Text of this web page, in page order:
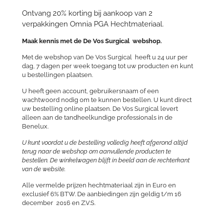
Ontvang 20% korting bij aankoop van 2
verpakkingen Omnia PGA Hechtmateriaal.
Maak kennis met de De Vos Surgical webshop.
Met de webshop van De Vos Surgical heeft u 24 uur per
dag, 7 dagen per week toegang tot uw producten en kunt
u bestellingen plaatsen.
U heeft geen account, gebruikersnaam of een
wachtwoord nodig om te kunnen bestellen. U kunt direct
uw bestelling online plaatsen. De Vos Surgical levert
alleen aan de tandheelkundige professionals in de
Benelux.
U kunt voordat u de bestelling volledig heeft afgerond altijd
terug naar de webshop om aanvullende producten te
bestellen. De winkelwagen blijft in beeld aan de rechterkant
van de website.
Alle vermelde prijzen hechtmateriaal zijn in Euro en
exclusief 6% BTW. De aanbiedingen zijn geldig t/m 16
december 2016 en Z.V.S.